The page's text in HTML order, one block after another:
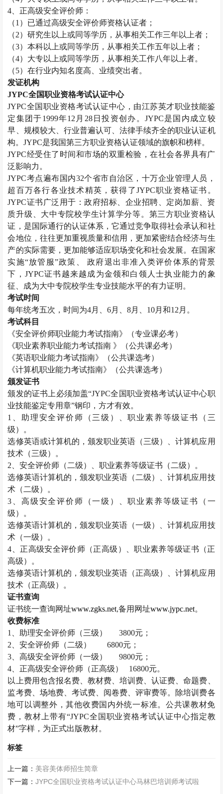
4 、正高级安全评价师：
（1 ）已通过高级安全评价师资格认证者；
（2）研究生以上或同等学历，从事相关工作三年以上者；
（3）本科以上或同等学历，从事相关工作五年以上者；
（4）大专以上或同等学历，从事相关工作八年以上者。
（5）在行业内知名度高、业绩突出者。
发证机构
JYPC全国职业资格考试认证中心
JYPC全国职业资格考试认证中心，由江苏英才职业技能鉴
定集团于1999年12 月 28日投资创办。 JYPC是国内成立较
早、规模较大、行业普遍认可、法律手续齐全的职业认证机
构。JYPC是我国第三方职业资格认证领域的旗帜和榜样。
JYPC经受住了时间和市场的双重检验，在社会各界具有广
泛影响力。
JYPC考点遍布国内32个省市自治区，十万企业管理人员，
超百万各行各业技术精英，获得了JYPC职业资格证书。
JYPC证书广泛用于：政府招标、企业招聘、定岗加薪、资
质升级、大中专院校学生计算学分等。第三方职业资格认
证，是国际通行的认证体系，它通过竞争取得社会承认和社
会地位，往往更加重视质量和信用，更加紧密结合经济与生
产的实际需要，更加能够适应职场变化和社会发展。在国家
实施“放管服”政策、 政府退出非准入类评价体系的背景
下， JYPC证书越来越成为金领和白领人士执业能力的象
征、成为大中专院校学生专业技能水平的有力证明。
考试时间
每年统考五次，时间为4月、6月、8月、 10月和12 月。
考试科目
《安全评价师职业能力考试指南》（专业课必考）
《职业素养职业能力考试指南 》（公共课必考）
《英语职业能力考试指南》（公共课选考）
《计算机职业能力考试指南》（公共课选考）
颁发证书
颁发的证书上必须加盖“JYPC全国职业资格考试认证中心职
业技能鉴定专用章”钢印，方才有效。
1
、助理安全评价师（三级）、职业素养等级证书（三
级）。
选修英语或计算机的，颁发职业英语（三级）、计算机应用
技术（三级）。
2 、安全评价师（二级）、职业素养等级证书（二级）。
选修英语计算机的，颁发职业英语（二级）、计算机应用技
术（二级）。
3 、高级安全评价师（一级）、职业素养等级证书（一
级）。
选修英语计算机的，颁发职业英语（一级）、计算机应用技
术（一级）。
4 、正高级安全评价师（正高级）、职业素养等级证书（正
高级）。
选修英语计算机的，颁发职业英语（正高级）、计算机应用
技术（正高级）。
证书查询
证书统一查询网址www.zgks.net,备用网址www.jypc.net。
收费标准
1
、助理安全评价师（三级） 3800元；
2 、安全评价师（二级） 6800元；
3 、高级安全评价师（一级） 9800元；
4 、正高级安全评价师（正高级） 16800元。
以上费用包含报名费、教材费、培训费、认证费、命题费、
监考费、场地费、考试费、阅卷费、评审费等。除培训费各
地可以调整外，其他收费国内外统一标准。公共课教材免
费，教材上带有“JYPC全国职业资格考试认证中心指定教
材”字样，为正式出版教材。
标签
上一篇： 美容美体师招生简章
下一篇：JYPC全国职业资格考试认证中心马林巴培训师考试啦